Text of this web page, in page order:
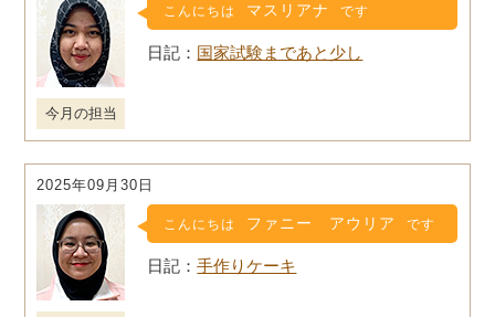
今月の担当
こんにちは マスリアナ です
国家試験まであと少し
2025年09月30日
こんにちは ファニー アウリア です
手作りケーキ